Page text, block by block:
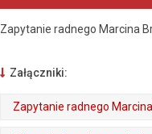
Zapytanie radnego Marcina
Załączniki:
Zapytanie radnego